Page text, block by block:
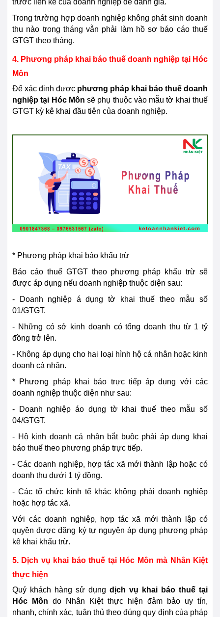
trước liền kề của doanh nghiệp để đánh giá.
Trong trường hợp doanh nghiệp không phát sinh doanh
thu nào trong tháng vẫn phải làm hồ sơ báo cáo thuế
GTGT theo tháng.
4. Phương pháp khai báo thuế doanh nghiệp tại Hóc
Môn
Để xác định được phương pháp khai báo thuế doanh
nghiệp tại Hóc Môn sẽ phụ thuộc vào mẫu tờ khai thuế
GTGT kỳ kê khai đầu tiên của doanh nghiệp.
* Phương pháp khai báo khấu trừ
Báo cáo thuế GTGT theo phương pháp khấu trừ sẽ
được áp dụng nếu doanh nghiệp thuộc diện sau:
- Doanh nghiệp á dụng tờ khai thuế theo mẫu số
01/GTGT.
- Những có sở kinh doanh có tổng doanh thu từ 1 tỷ
đồng trở lên.
- Không áp dụng cho hai loại hình hộ cá nhân hoặc kinh
doanh cá nhân.
* Phương pháp khai báo trực tiếp áp dụng với các
doanh nghiệp thuộc diện như sau:
- Doanh nghiệp áo dụng tờ khai thuế theo mẫu số
04/GTGT.
- Hộ kinh doanh cá nhân bắt buộc phải áp dụng khai
báo thuế theo phương pháp trực tiếp.
- Các doanh nghiệp, hợp tác xã mới thành lập hoặc có
doanh thu dưới 1 tỷ đồng.
- Các tổ chức kinh tế khác không phải doanh nghiệp
hoặc hợp tác xã.
Với các doanh nghiệp, hợp tác xã mới thành lập có
quyền được đăng ký tự nguyện áp dụng phương pháp
kê khai khấu trừ.
5. Dịch vụ khai báo thuế tại Hóc Môn mà Nhân Kiệt
thực hiện
Quý khách hàng sử dụng dịch vụ khai báo thuế tại
Hóc Môn do Nhân Kiệt thực hiện đảm bảo uy tín,
nhanh, chính xác, tuân thủ theo đúng quy định của pháp